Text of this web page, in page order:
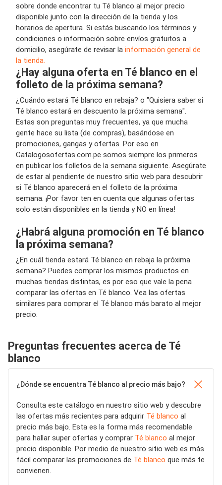
sobre donde encontrar tu Té blanco al mejor precio
disponible junto con la dirección de la tienda y los
horarios de apertura. Si estás buscando los términos y
condiciones o información sobre envíos gratuitos a
domicilio, asegúrate de revisar la información general de
la tienda.
¿Hay alguna oferta en Té blanco en el
folleto de la próxima semana?
¿Cuándo estará Té blanco en rebaja? o "Quisiera saber si
Té blanco estará en descuento la próxima semana".
Estas son preguntas muy frecuentes, ya que mucha
gente hace su lista (de compras), basándose en
promociones, gangas y ofertas. Por eso en
Catalogosofertas.com.pe somos siempre los primeros
en publicar los folletos de la semana siguiente. Asegúrate
de estar al pendiente de nuestro sitio web para descubrir
si Té blanco aparecerá en el folleto de la próxima
semana. ¡Por favor ten en cuenta que algunas ofertas
solo están disponibles en la tienda y NO en línea!
¿Habrá alguna promoción en Té blanco
la próxima semana?
¿En cuál tienda estará Té blanco en rebaja la próxima
semana? Puedes comprar los mismos productos en
muchas tiendas distintas, es por eso que vale la pena
comparar las ofertas en Té blanco. Vea las ofertas
similares para comprar el Té blanco más barato al mejor
precio.
Preguntas frecuentes acerca de Té
blanco
¿Dónde se encuentra Té blanco al precio más bajo?
Consulta este catálogo en nuestro sitio web y descubre
las ofertas más recientes para adquirir Té blanco al
precio más bajo. Esta es la forma más recomendable
para hallar super ofertas y comprar Té blanco al mejor
precio disponible. Por medio de nuestro sitio web es más
fácil comparar las promociones de Té blanco que más te
convienen.